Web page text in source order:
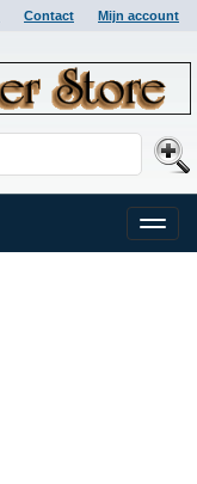
Contact Mijn account
Toggle